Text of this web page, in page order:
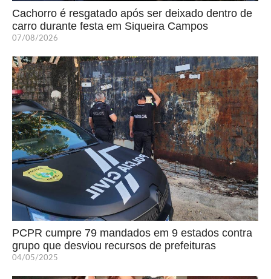
Cachorro é resgatado após ser deixado dentro de
carro durante festa em Siqueira Campos
07/08/2026
PCPR cumpre 79 mandados em 9 estados contra
grupo que desviou recursos de prefeituras
04/05/2025